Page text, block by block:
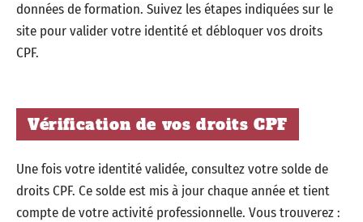
données de formation. Suivez les étapes indiquées sur le
site pour valider votre identité et débloquer vos droits
CPF.
Vérification de vos droits CPF
Une fois votre identité validée, consultez votre solde de
droits CPF. Ce solde est mis à jour chaque année et tient
compte de votre activité professionnelle. Vous trouverez :